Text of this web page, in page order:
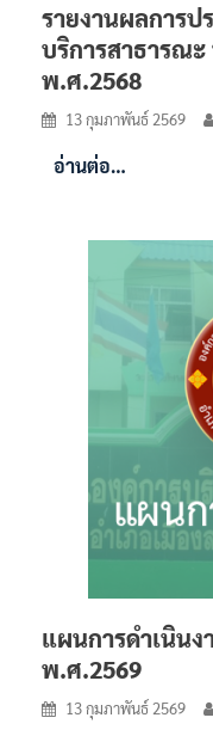
รายงานผลการป
บริการสาธารณ
พ.ศ.2568
13 กุมภาพันธ์ 2569
อ่านต่อ…
แผนการดำเนิน
พ.ศ.2569
13 กุมภาพันธ์ 2569